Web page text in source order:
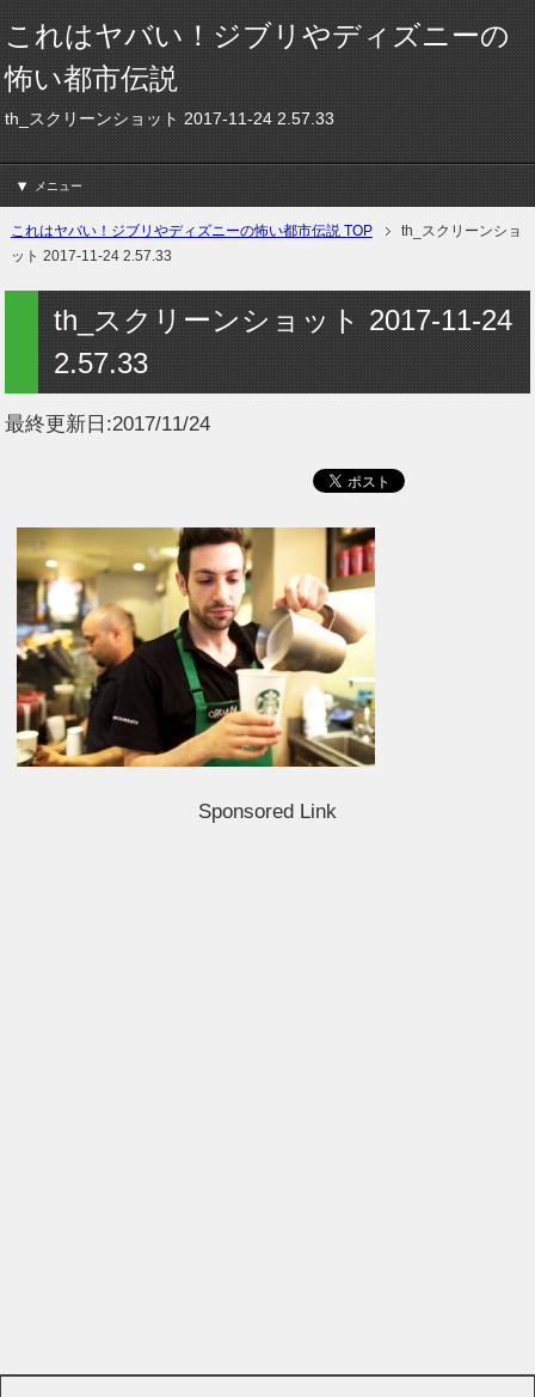
これはヤバい！ジブリやディズニーの
怖い都市伝説
th_スクリーンショット 2017-11-24 2.57.33
メニュー
これはヤバい！ジブリやディズニーの怖い都市伝説 TOP
th_スクリーンショ
ット 2017-11-24 2.57.33
th_スクリーンショット 2017-11-24
2.57.33
最終更新日:2017/11/24
Sponsored Link